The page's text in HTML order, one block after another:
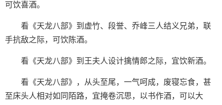
可饮喜酒。
看《天龙八部》到虚竹、段誉、乔峰三人结义兄弟，联
手抗敌之际，可饮陈酒。
看《天龙八部》到王夫人设计擒情郎之际，宜饮新酒。
看《天龙八部》，从头至尾，一气呵成，废寝忘食，甚
至床头人相对如同陌路，宜掩卷沉思，以书作酒，可以大